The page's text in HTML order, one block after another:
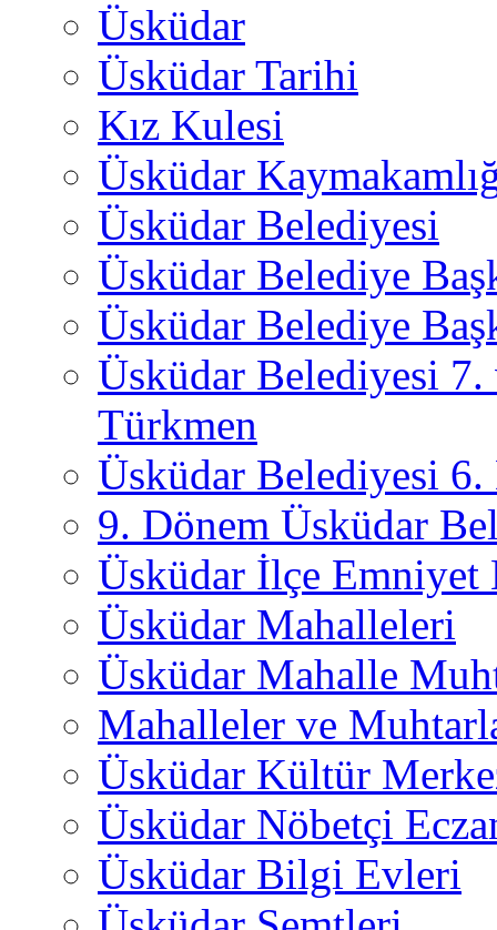
Üsküdar
Üsküdar Tarihi
Kız Kulesi
Üsküdar
Üsküdar Belediyesi
Üsküdar Belediye
Üsküdar Belediye
Üsküdar Belediyesi
Türkmen
Üsküdar Belediyesi 6.
9. Dönem Üsküdar
Üsküdar İlçe
Üsküdar Mahalleleri
Üsküdar Mahalle
Mahalleler ve
Üsküdar Kültür
Üsküdar Nöbetçi
Üsküdar Bilgi Evleri